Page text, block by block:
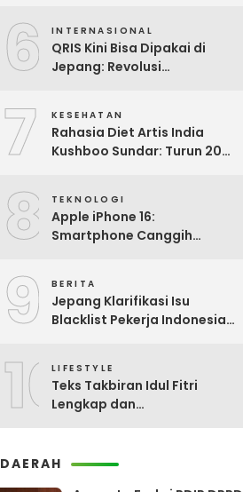
6 INTERNASIONAL
QRIS Kini Bisa Dipakai di
Jepang: Revolusi
7 KESEHATAN
Rahasia Diet Artis India
Kushboo Sundar: Turun 20
8 TEKNOLOGI
Apple iPhone 16:
Smartphone Canggih
9 BERITA
Jepang Klarifikasi Isu
Blacklist Pekerja Indonesia,
10LIFESTYLE
Teks Takbiran Idul Fitri
Lengkap dan
DAERAH